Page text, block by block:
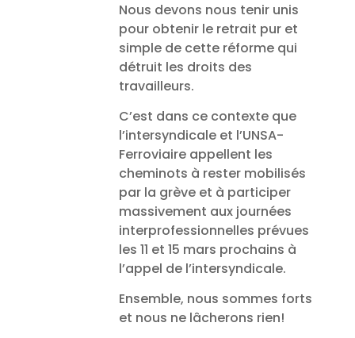
Nous devons nous tenir unis
pour obtenir le retrait pur et
simple de cette réforme qui
détruit les droits des
travailleurs.
C’est dans ce contexte que
l’intersyndicale et l’UNSA-
Ferroviaire appellent les
cheminots à rester mobilisés
par la grève et à participer
massivement aux journées
interprofessionnelles prévues
les 11 et 15 mars prochains à
l’appel de l’intersyndicale.
Ensemble, nous sommes forts
et nous ne lâcherons rien!